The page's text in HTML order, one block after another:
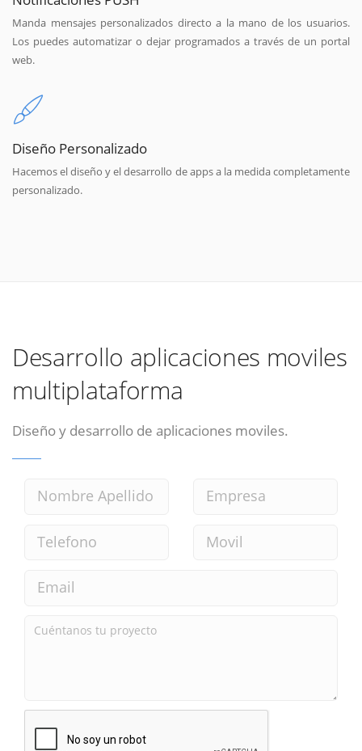
Manda mensajes personalizados directo a la mano de los usuarios.
Los puedes automatizar o dejar programados a través de un portal
web.
Diseño Personalizado
Hacemos el diseño y el desarrollo de apps a la medida completamente
personalizado.
Desarrollo aplicaciones moviles
multiplataforma
Diseño y desarrollo de aplicaciones moviles.